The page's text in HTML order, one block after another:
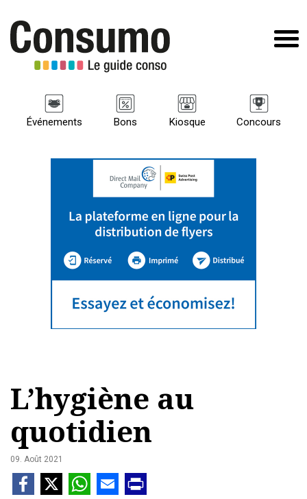
Événements Bons Kiosque Concours
L’hygiène au
quotidien
09. Août 2021